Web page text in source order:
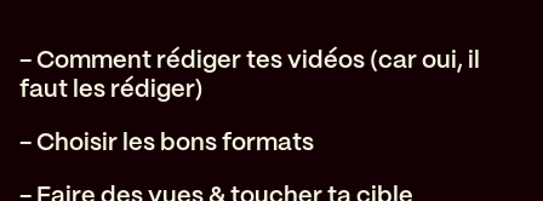
- Comment rédiger tes vidéos (car oui, il
faut les rédiger)
- Choisir les bons formats